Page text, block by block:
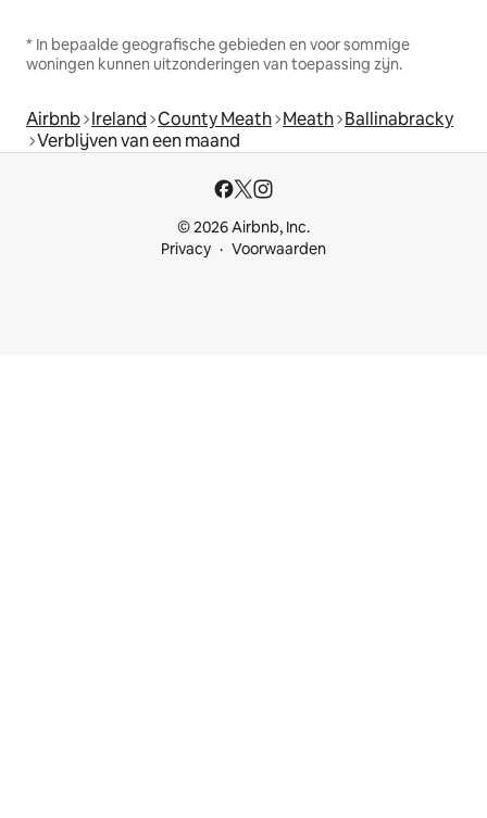
* In bepaalde geografische gebieden en voor sommige
woningen kunnen uitzonderingen van toepassing zijn.
Airbnb Ireland County Meath Meath Ballinabracky
Verblijven van een maand
© 2026 Airbnb, Inc.
Privacy
Voorwaarden